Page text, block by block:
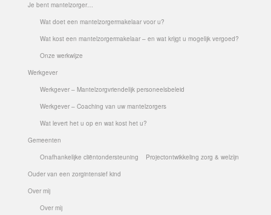
Je bent mantelzorger…
Wat doet een mantelzorgermakelaar voor u?
Wat kost een mantelzorgermakelaar – en wat krijgt u mogelijk vergoed?
Onze werkwijze
Werkgever
Werkgever – Mantelzorgvriendelijk personeelsbeleid
Werkgever – Coaching van uw mantelzorgers
Wat levert het u op en wat kost het u?
Gemeenten
Onafhankelijke cliëntondersteuning
Projectontwikkeling zorg & welzijn
Ouder van een zorgintensief kind
Over mij
Over mij